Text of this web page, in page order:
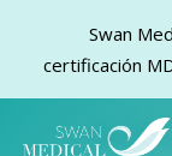
Swan
certificación